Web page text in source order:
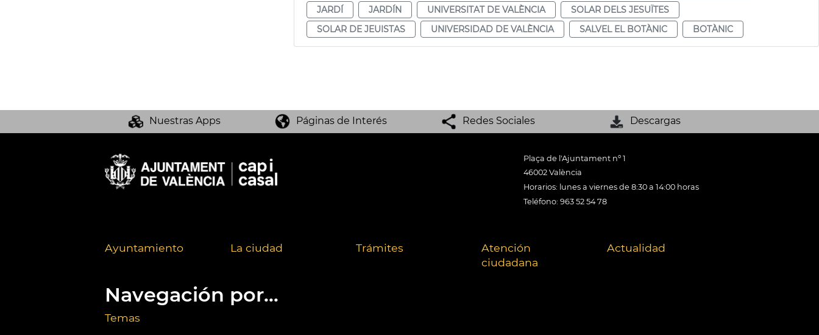
JARDÍ
JARDÍN UNIVERSITAT DE VALÈNCIA
SOLAR DELS JESUÏTES
SOLAR DE JEUISTAS
UNIVERSIDAD DE VALÈNCIA SALVEL EL BOTÀNIC BOTÀNIC
Nuestras Apps Páginas de Interés Redes Sociales Descargas
Plaça de l'Ajuntament nº 1
46002 València
Horarios: lunes a viernes de 8:30 a 14:00 horas
Teléfono: 963 52 54 78
Ayuntamiento La ciudad Trámites
Atención
ciudadana
Actualidad
Navegación por...
Temas